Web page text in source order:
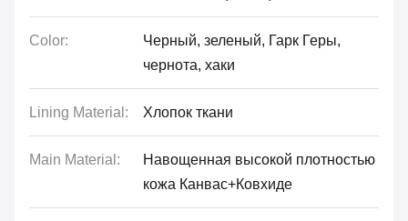
Color:
Черный, зеленый, Гарк Геры,
чернота, хаки
Lining Material: Хлопок ткани
Main Material:
Навощенная высокой плотностью
кожа Канвас+Ковхиде